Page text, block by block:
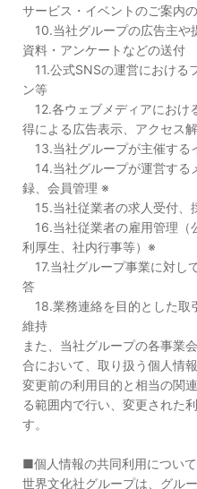
サービス・イベントのご案内
10.当社グループの広告主や
資料・アンケートなどの送付
11.公式SNSの運営における
ン等
12.各ウェブメディアにおけ
得による広告表示、アクセス
13.当社グループが主催する
14.当社グループが運営する
録、会員管理 ※
15.当社従業者の求人受付、
16.当社従業者の雇用管理（
利厚生、社内行事等）※
17.当社グループ事業に対し
答
18.業務連絡を目的とした取
維持
また、当社グループの各事業
合において、取り扱う個人情
変更前の利用目的と相当の関
る範囲内で行い、変更された
す。
■個人情報の共同利用について
世界文化社グループは、グル